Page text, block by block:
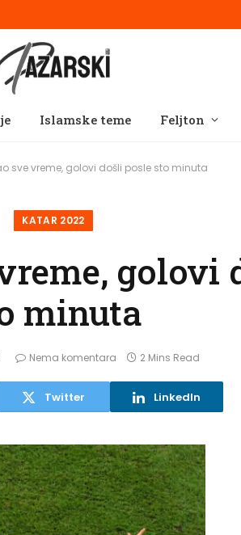
Islamske teme Feljton
sve vreme, golovi došli posle sto minuta
KATAR 2022
golovi
minuta
Nema komentara 2 Mins Read
Twitter LinkedIn